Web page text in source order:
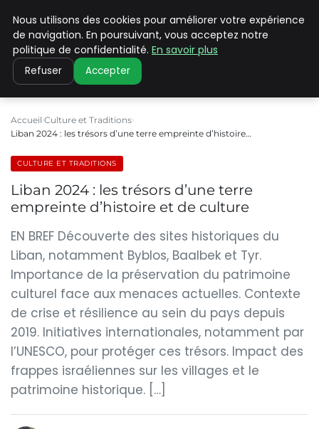
PILAT PATRIMOINES
Accueil Culture et Traditions
Liban 2024 : les trésors d’une terre empreinte d’histoire…
CULTURE ET TRADITIONS
Liban 2024 : les trésors d’une terre
empreinte d’histoire et de culture
EN BREF Découverte des sites historiques du
Liban, notamment Byblos, Baalbek et Tyr.
Importance de la préservation du patrimoine
culturel face aux menaces actuelles. Contexte
de crise et résilience au sein du pays depuis
2019. Initiatives internationales, notamment par
l’UNESCO, pour protéger ces trésors. Impact des
frappes israéliennes sur les villages et le
patrimoine historique. […]
Nous utilisons des cookies pour améliorer votre expérience
de navigation. En poursuivant, vous acceptez notre
politique de confidentialité. En savoir plus
Refuser Accepter